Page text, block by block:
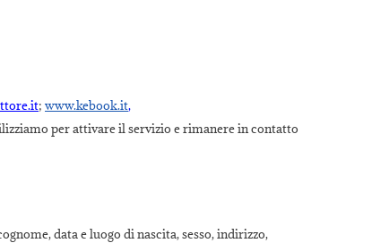
; www.kebook.it,
per attivare il servizio e rimanere in contatto
data e luogo di nascita, sesso, indirizzo,